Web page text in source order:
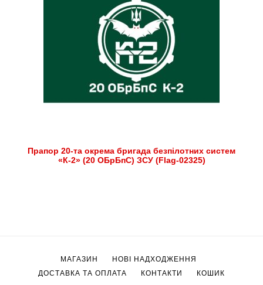
Прапор 20-та окрема бригада безпілотних систем
«К-2» (20 ОБрБпС) ЗСУ (Flag-02325)
МАГАЗИН
НОВІ НАДХОДЖЕННЯ
ДОСТАВКА ТА ОПЛАТА
КОНТАКТИ КОШИК